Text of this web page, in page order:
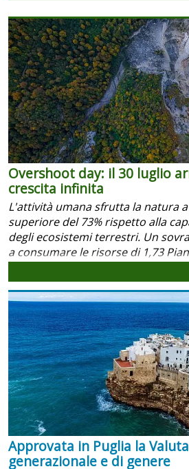
Overshoot day: il 30 luglio
crescita infinita
L'attività umana sfrutta la natura
superiore del 73% rispetto alla
degli ecosistemi terrestri. Un
a consumare le risorse di 1,73
Approvata in Puglia la
generazionale e di genere